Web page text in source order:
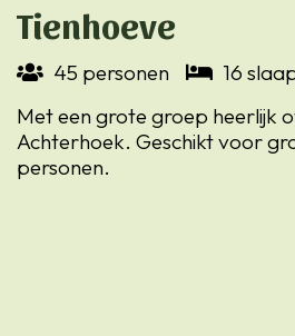
Tienhoeve
45 personen
16
Met een grote groep heerlijk
Achterhoek. Geschikt voor
personen.